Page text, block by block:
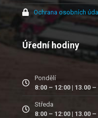
Ochrana osobních
Úřední hodiny
Pondělí
8:00 – 12:00 | 13.00 –
Středa
8:00 – 12:00 | 13.00 –